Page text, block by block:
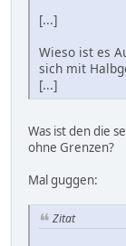
[...]
Wieso ist es
sich mit
[...]
Was ist den die
ohne Grenzen?
Mal guggen:
Zitat